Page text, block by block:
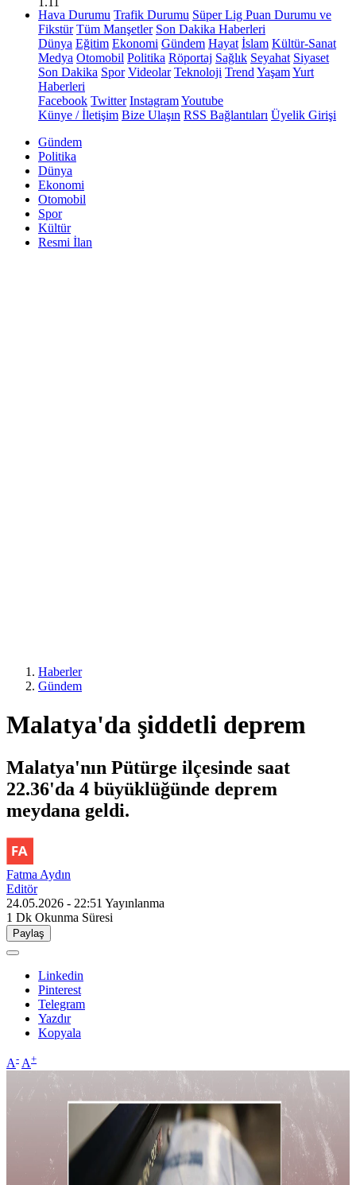
Hava Durumu Trafik Durumu Süper Lig Puan Durumu ve
Fikstür Tüm Manşetler Son Dakika Haberleri
Dünya Eğitim Ekonomi Gündem Hayat İslam Kültür-Sanat
Medya Otomobil Politika Röportaj Sağlık Seyahat Siyaset
Son Dakika Spor Videolar Teknoloji Trend YaşamYurt
Haberleri
Facebook Twitter InstagramYoutube
Künye / İletişim Bize Ulaşın RSS Bağlantıları Üyelik Girişi
Gündem
Politika
Dünya
Ekonomi
Otomobil
Spor
Kültür
Resmi İlan
Haberler
Gündem
Malatya'da şiddetli deprem
Malatya'nın Pütürge ilçesinde saat
22.36'da 4 büyüklüğünde deprem
meydana geldi.
Fatma Aydın
Editör
24.05.2026 - 22:51 Yayınlanma
1 Dk Okunma Süresi
Paylaş
Linkedin
Pinterest
Telegram
Yazdır
Kopyala
A- A+